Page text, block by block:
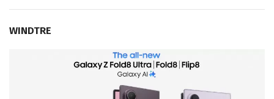
WINDTRE